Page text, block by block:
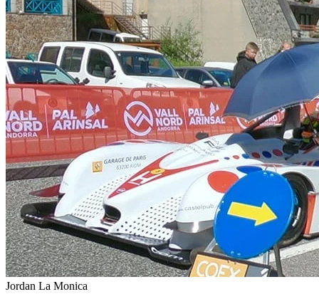
Jordan La Monica